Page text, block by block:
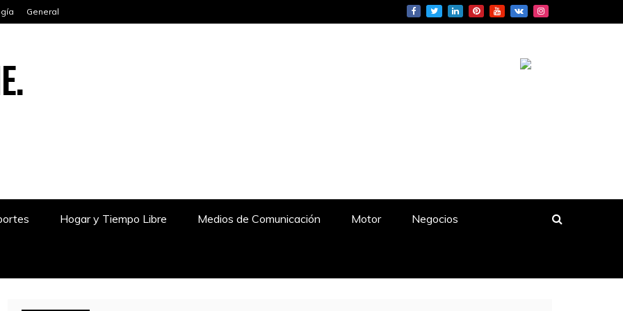
General
Hogar y Tiempo Libre Medios de Comunicación Motor Negocios